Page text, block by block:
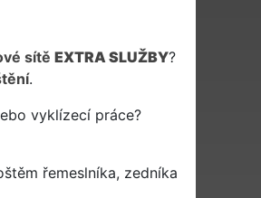
sítě EXTRA SLUŽBY?
.
vyklízecí práce?
řemeslníka, zedníka